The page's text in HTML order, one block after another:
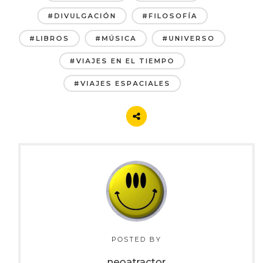
#DIVULGACIÓN #FILOSOFÍA
#LIBROS #MÚSICA #UNIVERSO
#VIAJES EN EL TIEMPO
#VIAJES ESPACIALES
POSTED BY